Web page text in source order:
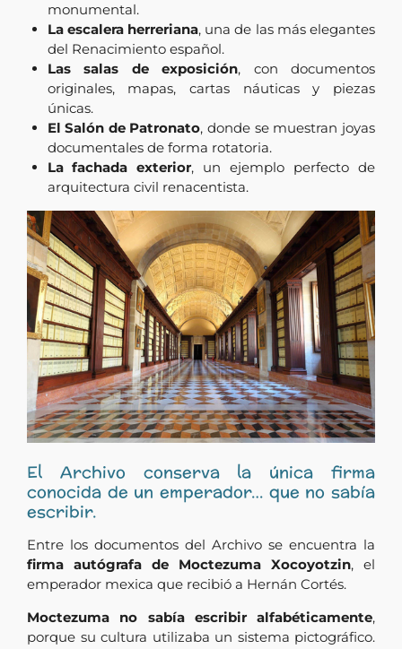
monumental.
La escalera herreriana, una de las más elegantes
del Renacimiento español.
Las salas de exposición, con documentos
originales, mapas, cartas náuticas y piezas
únicas.
El Salón de Patronato, donde se muestran joyas
documentales de forma rotatoria.
La fachada exterior, un ejemplo perfecto de
arquitectura civil renacentista.
El Archivo conserva la única firma
conocida de un emperador… que no sabía
escribir.
Entre los documentos del Archivo se encuentra la
firma autógrafa de Moctezuma Xocoyotzin, el
emperador mexica que recibió a Hernán Cortés.
Moctezuma no sabía escribir alfabéticamente,
porque su cultura utilizaba un sistema pictográfico.